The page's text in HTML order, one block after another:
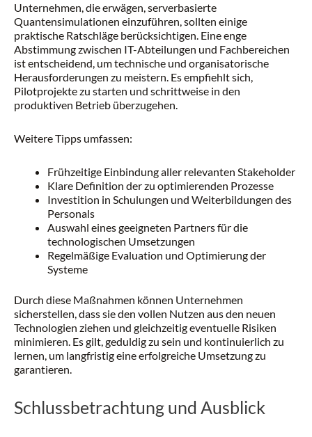
Unternehmen, die erwägen, serverbasierte
Quantensimulationen einzuführen, sollten einige
praktische Ratschläge berücksichtigen. Eine enge
Abstimmung zwischen IT-Abteilungen und Fachbereichen
ist entscheidend, um technische und organisatorische
Herausforderungen zu meistern. Es empfiehlt sich,
Pilotprojekte zu starten und schrittweise in den
produktiven Betrieb überzugehen.
Weitere Tipps umfassen:
Frühzeitige Einbindung aller relevanten Stakeholder
Klare Definition der zu optimierenden Prozesse
Investition in Schulungen und Weiterbildungen des
Personals
Auswahl eines geeigneten Partners für die
technologischen Umsetzungen
Regelmäßige Evaluation und Optimierung der
Systeme
Durch diese Maßnahmen können Unternehmen
sicherstellen, dass sie den vollen Nutzen aus den neuen
Technologien ziehen und gleichzeitig eventuelle Risiken
minimieren. Es gilt, geduldig zu sein und kontinuierlich zu
lernen, um langfristig eine erfolgreiche Umsetzung zu
garantieren.
Schlussbetrachtung und Ausblick